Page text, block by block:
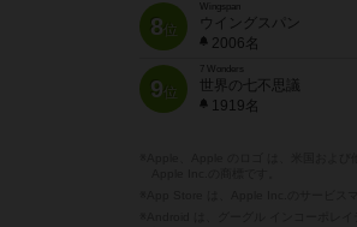
8位
Wingspan
ウイングスパン
2006名
9位
7 Wonders
世界の七不思議
1919名